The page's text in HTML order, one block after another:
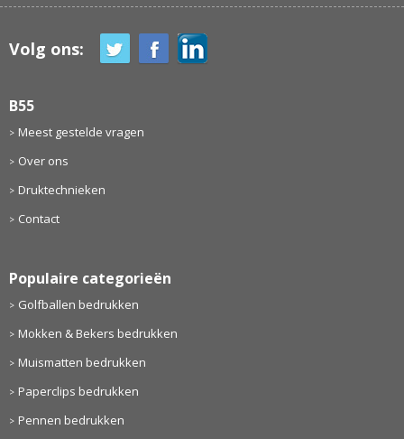
Volg ons:
B55
Meest gestelde vragen
Over ons
Druktechnieken
Contact
Populaire categorieën
Golfballen bedrukken
Mokken & Bekers bedrukken
Muismatten bedrukken
Paperclips bedrukken
Pennen bedrukken